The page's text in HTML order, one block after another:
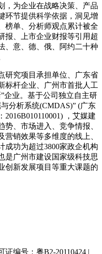
，为企业在战略决策、产品
环节提供科学依据，洞见增
榜单、分析师观点累计被全
报、上市企业财报等引用超
、意、德、俄、阿约二十种
研究项目承担单位、广东省
标杆企业、广州市首批人工
企业。基于公司独立自主研
分析系统(CMDAS)” (广东
，艾媒建
、市场进入、竞争情报、
销效果等多维度的线上、
成功为超过3800家政企机构
是广州市建设国家级科技思
创新发展项目等重大课题的
编号：粤B2-20110424 |